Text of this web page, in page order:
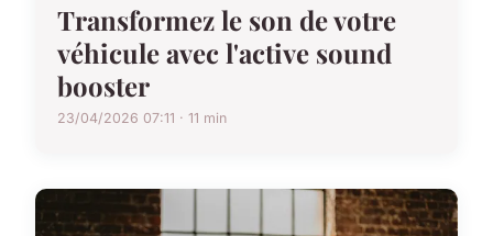
Transformez le son de votre
véhicule avec l'active sound
booster
23/04/2026 07:11 · 11 min